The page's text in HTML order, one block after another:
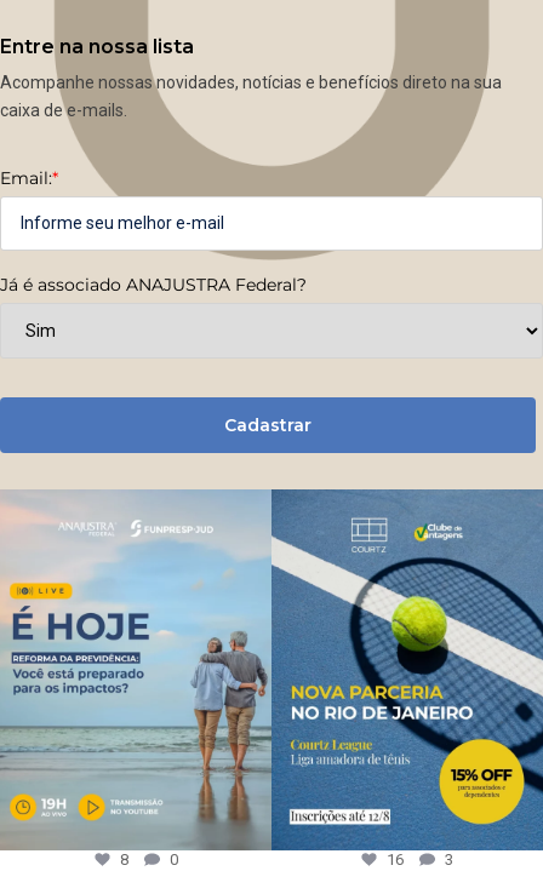
Entre na nossa lista
Acompanhe nossas novidades, notícias e benefícios direto na sua
caixa de e-mails.
Email:*
Já é associado ANAJUSTRA Federal?
Cadastrar
8 0 16 3